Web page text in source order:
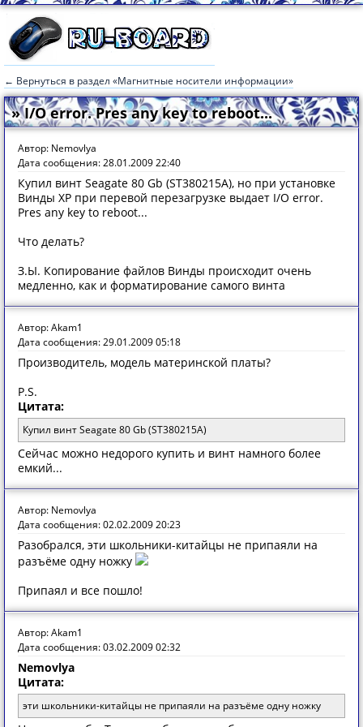
← Вернуться в раздел «Магнитные носители информации»
» I/O error. Pres any key to reboot...
Автор: Nemovlya
Дата сообщения: 28.01.2009 22:40
Купил винт Seagate 80 Gb (ST380215A), но при установке
Винды ХР при перевой перезагрузке выдает I/O error.
Pres any key to reboot...
Что делать?
З.Ы. Копирование файлов Винды происходит очень
медленно, как и форматирование самого винта
Автор: Akam1
Дата сообщения: 29.01.2009 05:18
Производитель, модель материнской платы?
P.S.
Цитата:
Купил винт Seagate 80 Gb (ST380215A)
Сейчас можно недорого купить и винт намного более
емкий...
Автор: Nemovlya
Дата сообщения: 02.02.2009 20:23
Разобрался, эти школьники-китайцы не припаяли на
разъёме одну ножку
Припаял и все пошло!
Автор: Akam1
Дата сообщения: 03.02.2009 02:32
Nemovlya
Цитата:
эти школьники-китайцы не припаяли на разъёме одну ножку